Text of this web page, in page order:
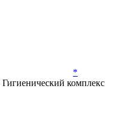
*
Гигиенический комплекс